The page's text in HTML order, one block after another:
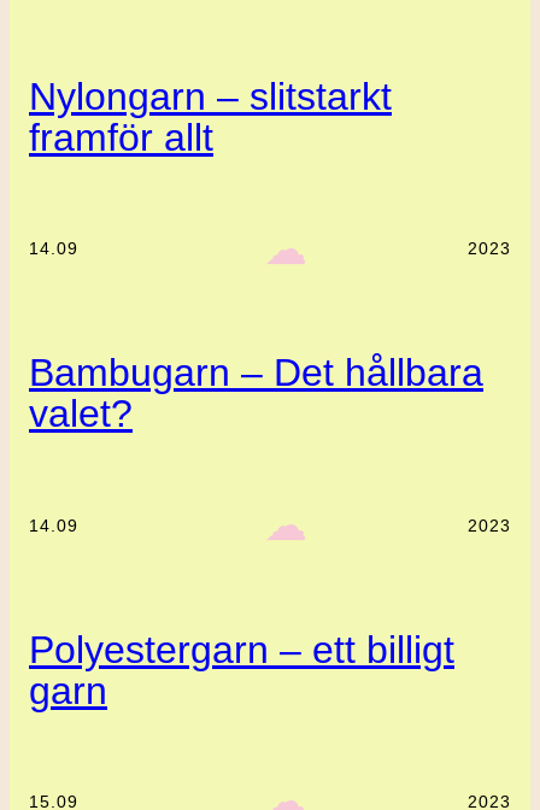
Nylongarn – slitstarkt
framför allt
14.09 ‎ ‎‎ ☁︎‎‎ 2023
Bambugarn – Det hållbara
valet?
14.09 ‎ ‎‎ ☁︎‎‎ 2023
Polyestergarn – ett billigt
garn
15.09 2023